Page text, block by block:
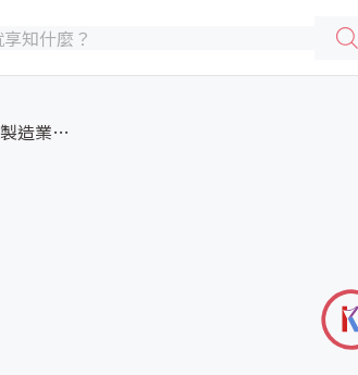
機器視覺點亮製造業，讓製造業更...